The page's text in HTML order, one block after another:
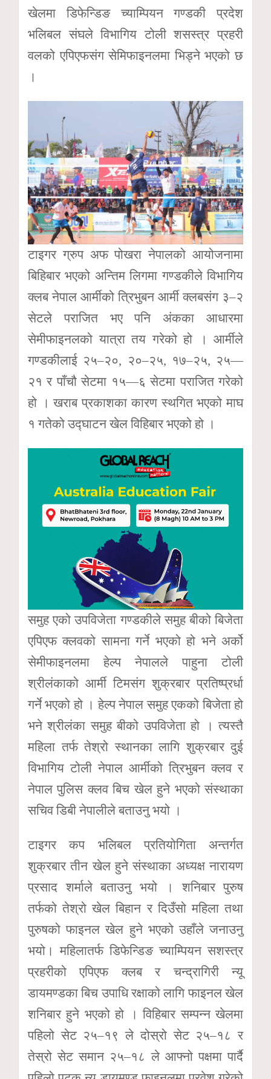
खेलमा डिफेन्डिङ च्याम्पियन गण्डकी प्रदेश
भलिबल संघले विभागिय टोली शसस्त्र प्रहरी
वलको एपिएफसंग सेमिफाइनलमा भिड्ने भएको छ
।
टाइगर ग्रुप अफ पोखरा नेपालको आयोजनामा
बिहिबार भएको अन्तिम लिगमा गण्डकीले विभागिय
क्लब नेपाल आर्मीको त्रिभुबन आर्मी क्लबसंग ३–२
सेटले पराजित भए पनि अंकका आधारमा
सेमीफाइनलको यात्रा तय गरेको हो । आर्मीले
गण्डकीलाई २५–२०, २०–२५, १७–२५, २५—
२१ र पाँचौ सेटमा १५—६ सेटमा पराजित गरेको
हो । खराब प्रकाशका कारण स्थगित भएको माघ
१ गतेको उद्घाटन खेल विहिबार भएको हो ।
समुह एको उपविजेता गण्डकीले समुह बीको बिजेता
एपिएफ क्लवको सामना गर्ने भएको हो भने अर्को
सेमीफाइनलमा हेल्प नेपालले पाहुना टोली
श्रीलंकाको आर्मी टिमसंग शुक्रबार प्रतिष्प्रर्धा
गर्ने भएको हो । हेल्प नेपाल समुह एकको बिजेता हो
भने श्रीलंका समुह बीको उपविजेता हो । त्यस्तै
महिला तर्फ तेश्रो स्थानका लागि शुक्रबार दुई
विभागिय टोली नेपाल आर्मीको त्रिभुबन क्लव र
नेपाल पुलिस क्लव बिच खेल हुने भएको संस्थाका
सचिव डिबी नेपालीले बताउनु भयो ।
टाइगर कप भलिबल प्रतियोगिता अन्तर्गत
शुक्रबार तीन खेल हुने संस्थाका अध्यक्ष नारायण
प्रसाद शर्माले बताउनु भयो । शनिबार पुरुष
तर्फको तेश्रो खेल बिहान र दिउँसो महिला तथा
पुरुषको फाइनल खेल हुने भएको उहाँले जनाउनु
भयो। महिलातर्फ डिफेन्डिङ च्याम्पियन सशस्त्र
प्रहरीको एपिएफ क्लब र चन्द्रागिरी न्यू
डायमण्डका बिच उपाधि रक्षाको लागि फाइनल खेल
शनिबार हुने भएको हो । विहिबार सम्पन्न खेलमा
पहिलो सेट २५–१९ ले दोस्रो सेट २५–१८ र
तेस्रो सेट समान २५–१८ ले आफ्नो पक्षमा पार्दै